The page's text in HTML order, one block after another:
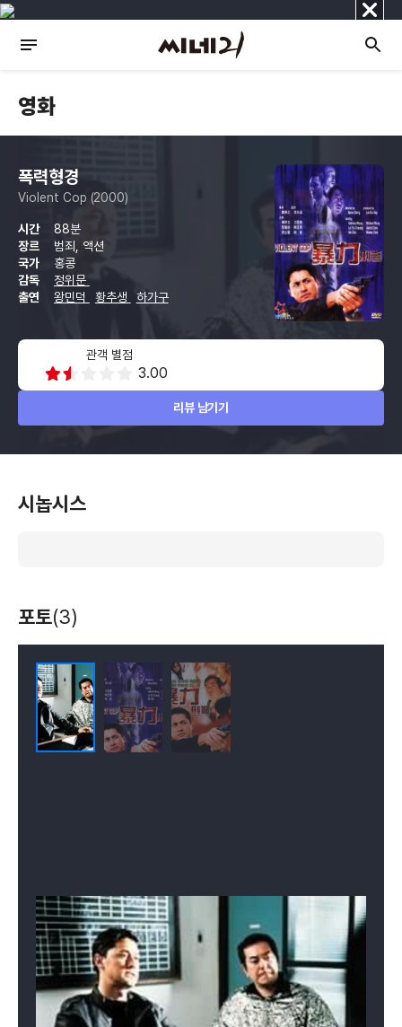
닫
기
영화
폭력형경
Violent Cop (2000)
시간
88분
장르
범죄, 액션
국가
홍콩
감독
정위문
출연
왕민덕 황추생 하가구
관객 별점
3.00
리뷰 남기기
시놉시스
포토(3)